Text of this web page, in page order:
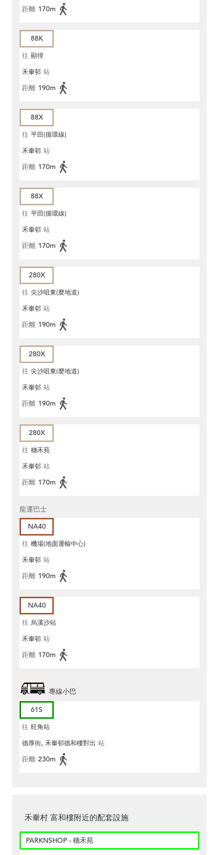
距離 170m
88K
往 顯徑
禾輋邨 站
距離 190m
88X
往 平田(循環線)
禾輋邨 站
距離 170m
88X
往 平田(循環線)
禾輋邨 站
距離 170m
280X
往 尖沙咀東(麼地道)
禾輋邨 站
距離 190m
280X
往 尖沙咀東(麼地道)
禾輋邨 站
距離 190m
280X
往 穗禾苑
禾輋邨 站
距離 170m
龍運巴士
NA40
往 機場(地面運輸中心)
禾輋邨 站
距離 190m
NA40
往 烏溪沙站
禾輋邨 站
距離 170m
專線小巴
61S
往 旺角站
德厚街, 禾輋邨德和樓對出 站
距離 230m
禾輋村 富和樓附近的配套設施
PARKNSHOP - 穗禾苑